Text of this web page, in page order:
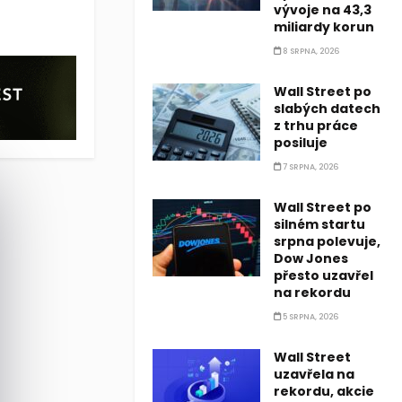
Starlink Elona Muska o přidělení spektra pro
Starlink Elona Muska o přidělení spektra pro
vývoje na 43,3
miliardy korun
8 SRPNA, 2026
Wall Street po
slabých datech
z trhu práce
posiluje
7 SRPNA, 2026
Wall Street po
silném startu
srpna polevuje,
Dow Jones
přesto uzavřel
na rekordu
5 SRPNA, 2026
Wall Street
uzavřela na
rekordu, akcie